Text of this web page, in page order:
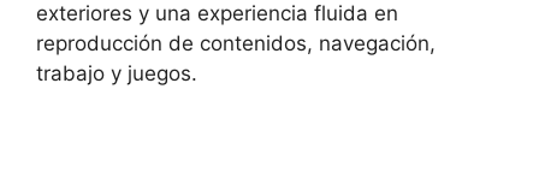
exteriores y una experiencia fluida en
reproducción de contenidos, navegación,
trabajo y juegos.